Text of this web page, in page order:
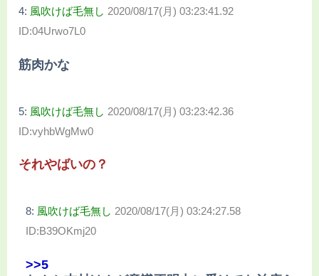
4: 風吹けば毛無し 2020/08/17(月) 03:23:41.92
ID:04Urwo7L0
筋肉かな
5: 風吹けば毛無し 2020/08/17(月) 03:23:42.36
ID:vyhbWgMw0
それやばいの？
8: 風吹けば毛無し 2020/08/17(月) 03:24:27.58
ID:B39OKmj20
>>5